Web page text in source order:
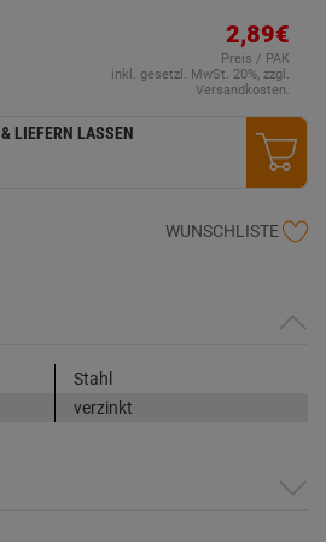
2,89€
Preis / PAK
inkl. gesetzl. MwSt. 20%, zzgl.
Versandkosten.
LIEFERN LASSEN
WUNSCHLISTE
Stahl
verzinkt